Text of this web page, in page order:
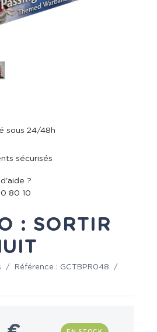
sous 24/48h
sécurisés
?
80 10
: SORTIR
/ Référence : GCTBPR048
/